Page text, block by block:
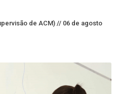
de ACM) // 06 de agosto